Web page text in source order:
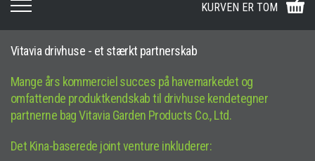
KURVEN ER TOM
Vitavia drivhuse - et stærkt partnerskab
Mange års kommerciel succes på havemarkedet og
omfattende produktkendskab til drivhuse kendetegner
partnerne bag Vitavia Garden Products Co., Ltd.
Det Kina-baserede joint venture inkluderer: